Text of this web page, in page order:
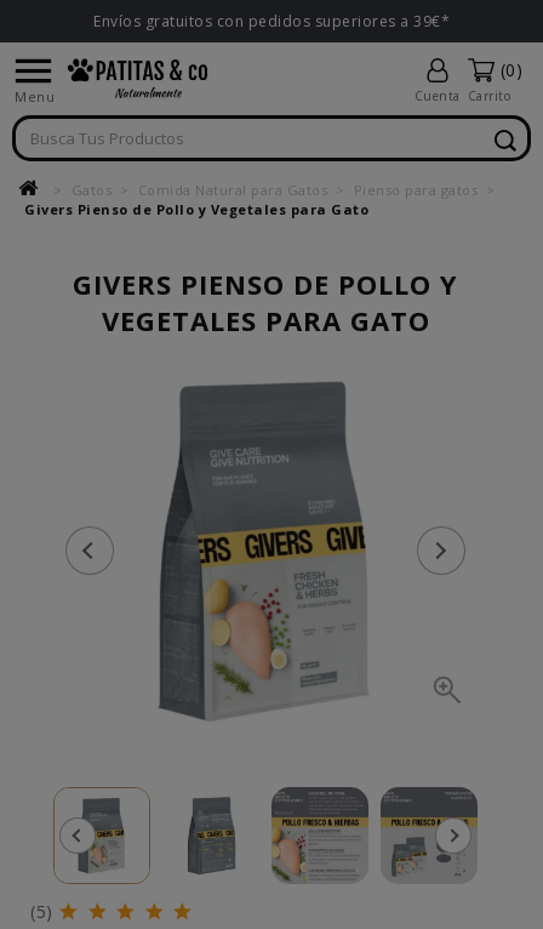
Envíos gratuitos con pedidos superiores a 39€*

Menu Cuenta
(0)
Carrito
Gatos Comida Natural para Gatos
Pienso para gatos
Givers Pienso de Pollo y Vegetales para Gato
GIVERS PIENSO DE POLLO Y
VEGETALES PARA GATO
(5)